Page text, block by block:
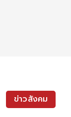
ข่าวสังคม